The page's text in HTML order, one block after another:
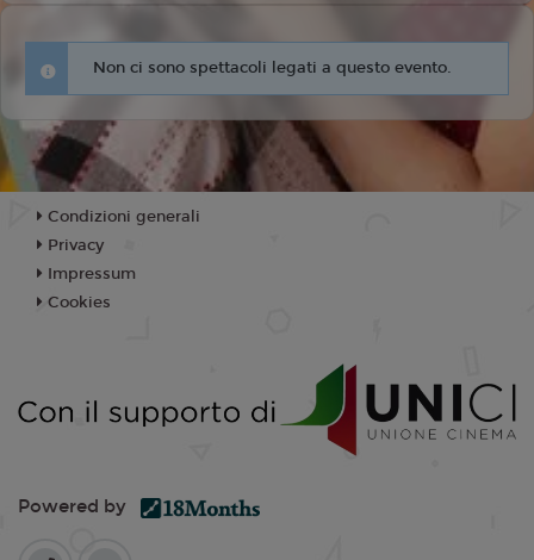
Non ci sono spettacoli legati a questo evento.
Condizioni generali
Privacy
Impressum
Cookies
Powered by